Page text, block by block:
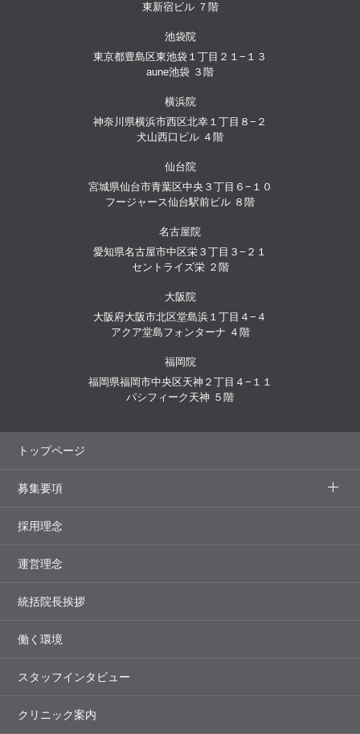
東新宿ビル ７階
池袋院
東京都豊島区東池袋１丁目２１−１３
aune池袋 ３階
横浜院
神奈川県横浜市西区北幸１丁目８−２
犬山西口ビル ４階
仙台院
宮城県仙台市青葉区中央３丁目６−１０
フージャース仙台駅前ビル ８階
名古屋院
愛知県名古屋市中区栄３丁目３−２１
セントライズ栄 ２階
大阪院
大阪府大阪市北区堂島浜１丁目４−４
アクア堂島フォンターナ ４階
福岡院
福岡県福岡市中央区天神２丁目４−１１
パシフィーク天神 ５階
トップページ
採用理念
運営理念
統括院長挨拶
働く環境
スタッフインタビュー
募集要項
クリニック案内